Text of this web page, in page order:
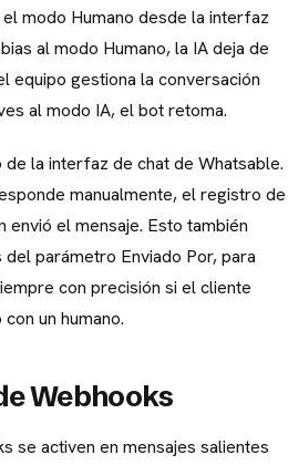
modo Humano desde la interfaz
al modo Humano, la IA deja de
equipo gestiona la conversación
al modo IA, el bot retoma.
la interfaz de chat de Whatsable.
manualmente, el registro de
envió el mensaje. Esto también
parámetro Enviado Por, para
con precisión si el cliente
un humano.
Webhooks
se activen en mensajes salientes